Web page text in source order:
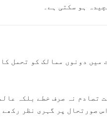
ہو سکتی ہے۔
میں دونوں ممالک کو تحمل
تصادم نہ صرف خطے بلکہ
صورتحال پر گہری نظر رکھے